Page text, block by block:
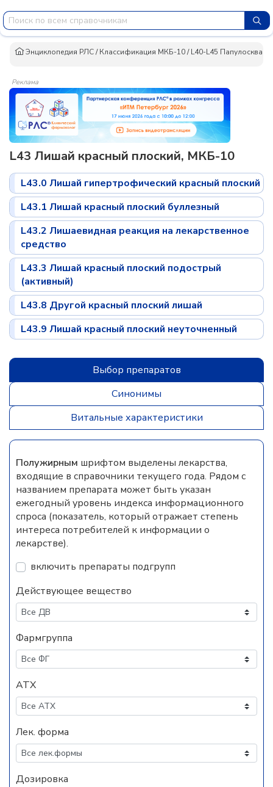
Энциклопедия РЛС/Классификация МКБ-10/L40-L45
Реклама
L43 Лишай красный плоский, МКБ-10
L43.0 Лишай гипертрофический красный плоский
L43.1 Лишай красный плоский буллезный
L43.2 Лишаевидная реакция на лекарственное
средство
L43.3 Лишай красный плоский подострый
(активный)
L43.8 Другой красный плоский лишай
L43.9 Лишай красный плоский неуточненный
Выбор препаратов
Синонимы
Витальные характеристики
Полужирным шрифтом выделены лекарства,
входящие в справочники текущего года. Рядом с
названием препарата может быть указан
ежегодный уровень индекса информационного
спроса (показатель, который отражает степень
интереса потребителей к информации о
лекарстве).
включить препараты подгрупп
Действующее вещество
Фармгруппа
АТХ
Лек. форма
Дозировка